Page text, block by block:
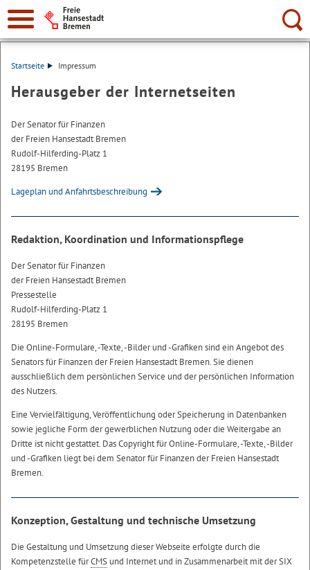
Suche:
Startseite Impressum
Herausgeber der Internetseiten
Der Senator für Finanzen
der Freien Hansestadt Bremen
Rudolf-Hilferding-Platz 1
28195 Bremen
Lageplan und Anfahrtsbeschreibung
Redaktion, Koordination und Informationspflege
Der Senator für Finanzen
der Freien Hansestadt Bremen
Pressestelle
Rudolf-Hilferding-Platz 1
28195 Bremen
Die Online-Formulare, -Texte, -Bilder und -Grafiken sind ein Angebot des
Senators für Finanzen der Freien Hansestadt Bremen. Sie dienen
ausschließlich dem persönlichenService und der persönlichen Information
des Nutzers.
Eine Vervielfältigung, Veröffentlichung oder Speicherung in Datenbanken
sowie jegliche Form der gewerblichen Nutzung oder die Weitergabe an
Dritte ist nicht gestattet. DasCopyrightfürOnline-Formulare, -Texte, -Bilder
und -Grafiken liegt bei dem Senator für Finanzen der Freien Hansestadt
Bremen.
Konzeption, Gestaltung und technische Umsetzung
Die Gestaltung und Umsetzung dieser Webseite erfolgte durch die
Kompetenzstelle fürCMS und Internet und in Zusammenarbeit mit der SIX